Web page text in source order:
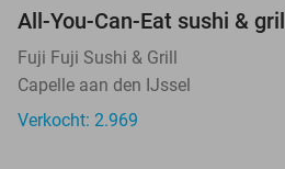
All-You-Can-Eat sushi &
Fuji Fuji Sushi & Grill
Capelle aan den IJssel
Verkocht: 2.969